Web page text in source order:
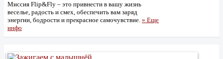
Миссия Flip&Fly – это привнести в вашу жизнь
веселье, радость и смех, обеспечить вам заряд
энергии, бодрости и прекрасное самочувствие. » Еще
инфо